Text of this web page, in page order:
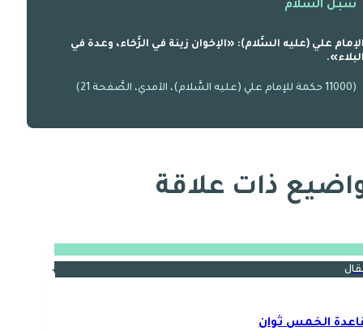
سبل السلام
علي (عليه السَّلام): «الإخوان زينة في الرَّخاء، وعدة في
(11000 حكمة للإمام علي (عليه السَّلام)، الآمدي، الصَّفحة 21)
ذات علاقة
الخمس ثوان